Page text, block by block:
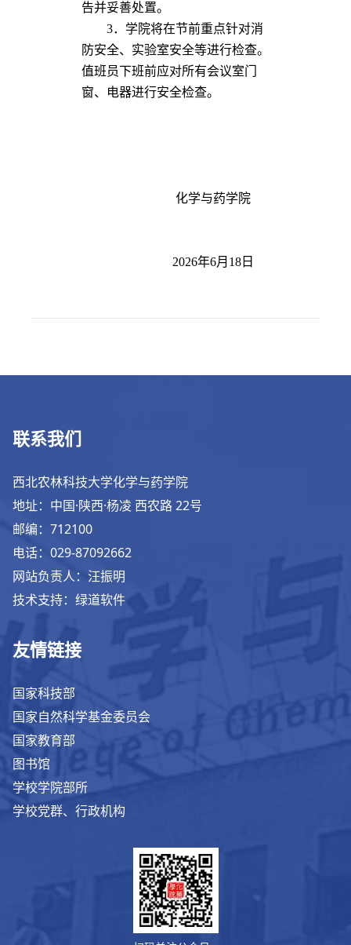
告并妥善处置。
3．学院将在节前重点针对消
防安全、实验室安全等进行检查。
值班员下班前应对所有会议室门
窗、电器进行安全检查。
化学与药学院
2026年6月18日
联系我们
西北农林科技大学化学与药学院
地址：中国·陕西·杨凌 西农路 22号
邮编：712100
电话：029-87092662
网站负责人：汪振明
技术支持：绿道软件
友情链接
国家科技部
国家自然科学基金委员会
国家教育部
图书馆
学校学院部所
学校党群、行政机构